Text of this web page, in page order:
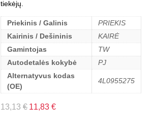
tiekėjų.
Priekinis / Galinis
PRIEKIS
Kairinis / Dešininis
KAIRĖ
Gamintojas
TW
Autodetalės kokybė
PJ
Alternatyvus kodas
(OE)
4L0955275
13,13 € 11,83 €